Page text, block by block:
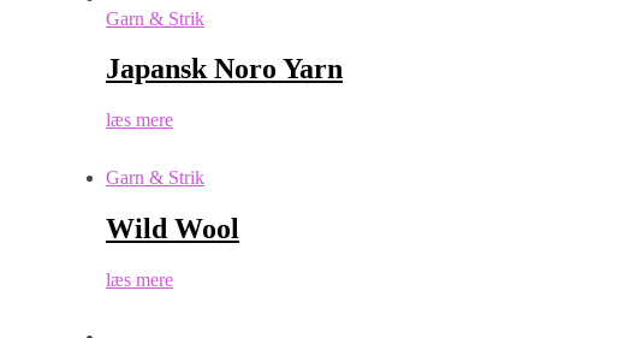
Garn & Strik
Japansk Noro Yarn
læs mere
Garn & Strik
Wild Wool
læs mere